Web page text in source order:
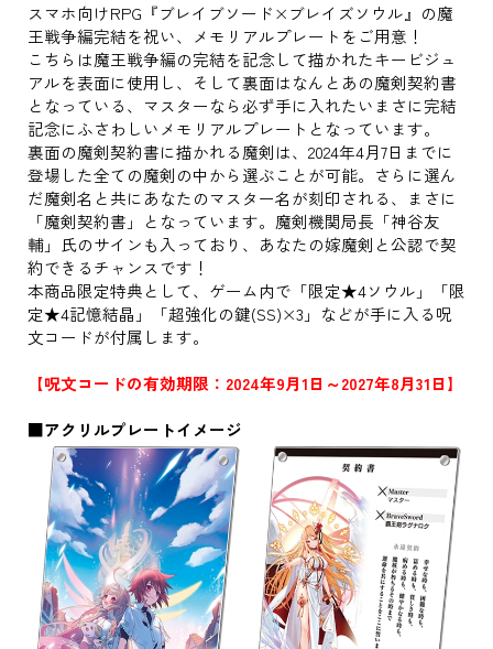
スマホ向けRPG『ブレイブソード×ブレイズソウル』の魔
王戦争編完結を祝い、メモリアルプレートをご用意！
こちらは魔王戦争編の完結を記念して描かれたキービジュ
アルを表面に使用し、そして裏面はなんとあの魔剣契約書
となっている、マスターなら必ず手に入れたいまさに完結
記念にふさわしいメモリアルプレートとなっています。
裏面の魔剣契約書に描かれる魔剣は、2024年4月7日までに
登場した全ての魔剣の中から選ぶことが可能。さらに選ん
だ魔剣名と共にあなたのマスター名が刻印される、まさに
「魔剣契約書」となっています。魔剣機関局長「神谷友
輔」氏のサインも入っており、あなたの嫁魔剣と公認で契
約できるチャンスです！
本商品限定特典として、ゲーム内で「限定★4ソウル」「限
定★4記憶結晶」「超強化の鍵(SS)×3」などが手に入る呪
文コードが付属します。
【呪文コードの有効期限：2024年9月1日～2027年8月31日】
■アクリルプレートイメージ